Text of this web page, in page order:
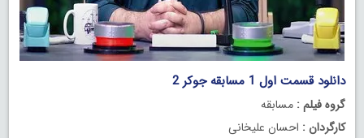
دانلود قسمت اول 1 مسابقه جوکر 2
گروه فیلم : مسابقه
کارگردان : احسان علیخانی